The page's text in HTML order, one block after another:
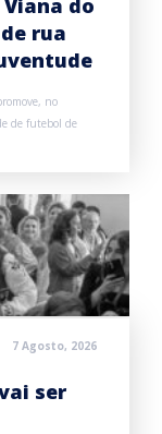
do
rua
no
de futebol de
7 Agosto, 2026
ser